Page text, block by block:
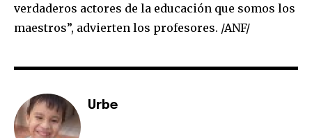
verdaderos actores de la educación que somos los
maestros”, advierten los profesores. /ANF/
Urbe